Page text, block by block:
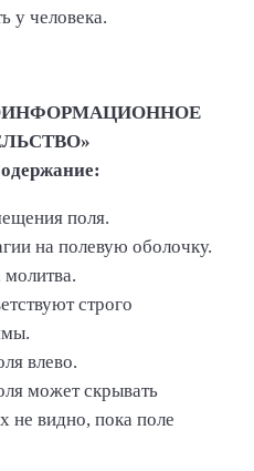
у человека.
поля.
на полевую оболочку.
строго
влево.
может скрывать
не видно, пока поле